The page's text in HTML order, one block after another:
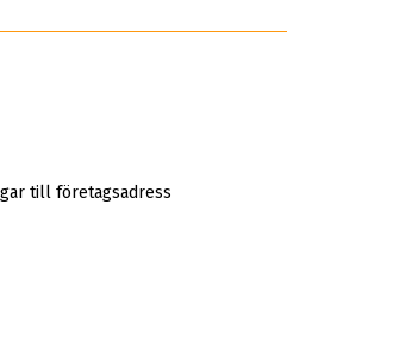
till företagsadress